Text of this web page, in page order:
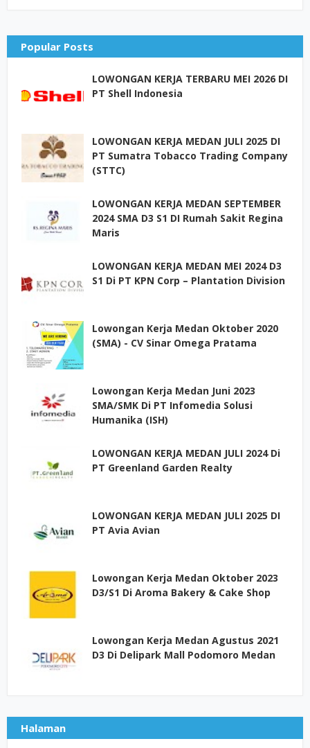
Popular Posts
LOWONGAN KERJA TERBARU MEI 2026 DI
PT Shell Indonesia
LOWONGAN KERJA MEDAN JULI 2025 DI
PT Sumatra Tobacco Trading Company
(STTC)
LOWONGAN KERJA MEDAN SEPTEMBER
2024 SMA D3 S1 DI Rumah Sakit Regina
Maris
LOWONGAN KERJA MEDAN MEI 2024 D3
S1 Di PT KPN Corp – Plantation Division
Lowongan Kerja Medan Oktober 2020
(SMA) - CV Sinar Omega Pratama
Lowongan Kerja Medan Juni 2023
SMA/SMK Di PT Infomedia Solusi
Humanika (ISH)
LOWONGAN KERJA MEDAN JULI 2024 Di
PT Greenland Garden Realty
LOWONGAN KERJA MEDAN JULI 2025 DI
PT Avia Avian
Lowongan Kerja Medan Oktober 2023
D3/S1 Di Aroma Bakery & Cake Shop
Lowongan Kerja Medan Agustus 2021
D3 Di Delipark Mall Podomoro Medan
Halaman